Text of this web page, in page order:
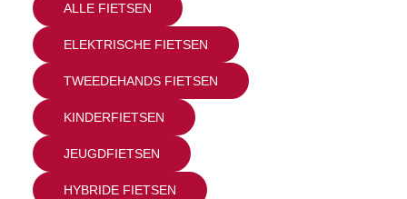
ALLE FIETSEN
ELEKTRISCHE FIETSEN
TWEEDEHANDS FIETSEN
KINDERFIETSEN
JEUGDFIETSEN
HYBRIDE FIETSEN